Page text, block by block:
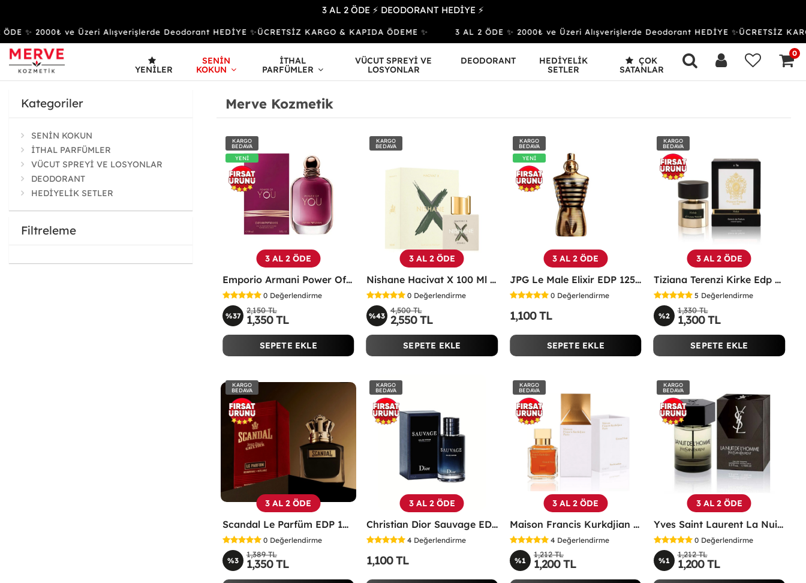
3 AL 2 ÖDE ⚡ DEODORANT HEDİYE ⚡
2000₺ ve Üzeri Alışverişlerde Deodorant HEDİYE ✨ÜCRETSİZ KARGO & KAPIDA ÖDEME ✨ 3 AL 2 ÖDE ✨ 2000₺ ve Üzeri Alışverişlerde Deodorant HEDİYE ✨ÜCRETSİZ KARGO &
YENILER
SENİN
KOKUN
İTHAL
PARFÜMLER
VÜCUT SPREYİ VE
LOSYONLAR
DEODORANT
HEDİYELİK
SETLER
ÇOK
SATANLAR
0
Kategoriler
SENİN KOKUN
İTHAL PARFÜMLER
VÜCUT SPREYİ VE LOSYONLAR
DEODORANT
HEDİYELİK SETLER
Filtreleme
Merve Kozmetik
KARGO
BEDAVA
YENİ
3 AL 2 ÖDE
Emporio Armani Power Of You Femme Edp 90 Ml
0 Değerlendirme
%37
2,150 TL
1,350 TL
SEPETE EKLE
KARGO
BEDAVA
3 AL 2 ÖDE
Nishane Hacivat X 100 Ml Unisex Parfüm
0 Değerlendirme
%43
4,500 TL
2,550 TL
SEPETE EKLE
KARGO
BEDAVA
YENİ
3 AL 2 ÖDE
JPG Le Male Elixir EDP 125 ML TESTER Erkek Parfüm -
0 Değerlendirme
1,100 TL
SEPETE EKLE
KARGO
BEDAVA
3 AL 2 ÖDE
Tiziana Terenzi Kirke Edp 100 ML Unisex Parfüm - TTKE
5 Değerlendirme
%2
1,330 TL
1,300 TL
SEPETE EKLE
KARGO
BEDAVA
3 AL 2 ÖDE
Scandal Le Parfüm EDP 100 ML Erkek Parfüm -
0 Değerlendirme
%3
1,389 TL
1,350 TL
KARGO
BEDAVA
3 AL 2 ÖDE
Christian Dior Sauvage EDP 100 ML Erkek Parfüm - CDDS
4 Değerlendirme
1,100 TL
KARGO
BEDAVA
3 AL 2 ÖDE
Maison Francis Kurkdjian Grand Soir 70 Ml EDP Parfüm - MFKGS
4 Değerlendirme
%1
1,212 TL
1,200 TL
KARGO
BEDAVA
3 AL 2 ÖDE
Yves Saint Laurent La Nuit De L'Homme Edt 100 ML Erkek Parfüm - YSNL
0 Değerlendirme
%1
1,212 TL
1,200 TL